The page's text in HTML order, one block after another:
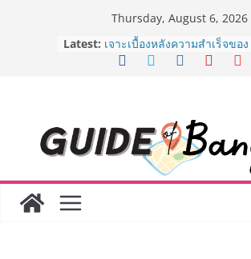
Thursday, August 6, 2026
Latest: เจาะเบื้องหลังความสำเร็จของ
Day 2026 จากแคมเปญสู่
จ่าย ผสาน Ecosystem ที่แข็งแ
กลุ่มเซ็นทรัล สร้างยอดขายสู
3 ปี
กรมการท่องเที่ยวเดินหน้าสร้า
Coach รุ่นใหม่ ขับเคลื่อนการ